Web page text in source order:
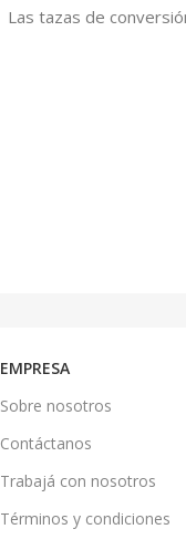
Las tazas de
EMPRESA
Sobre nosotros
Contáctanos
Trabajá con nosotros
Términos y condiciones